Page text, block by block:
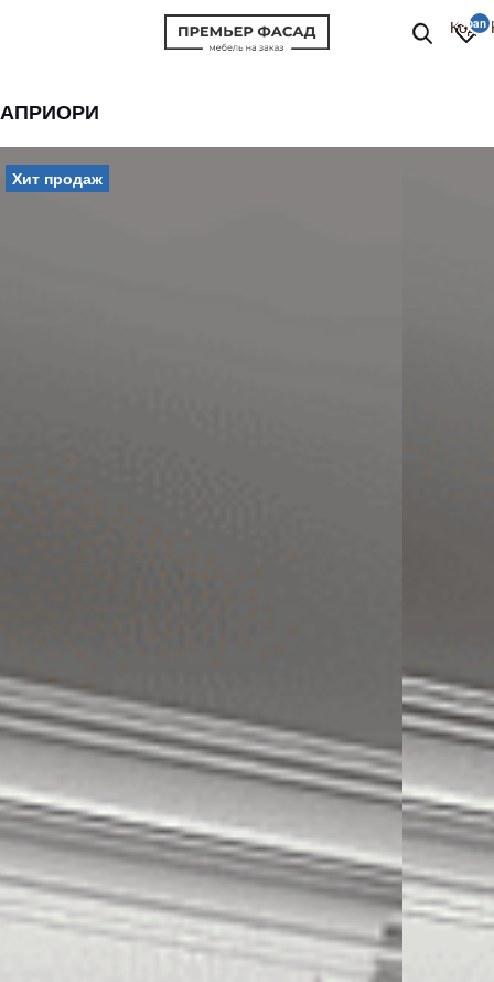
Код
АПРИОРИ
Хит продаж